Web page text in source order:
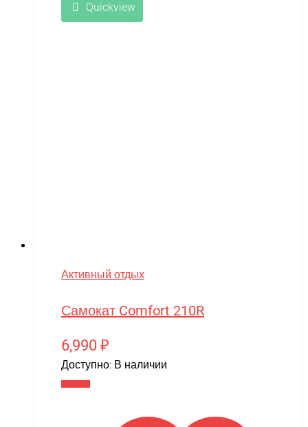
Quickview
Активный отдых
Самокат Comfort 210R
6,990 ₽
Доступно: В наличии